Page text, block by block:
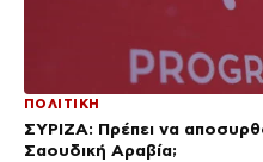
ΠΟΛΙΤΙΚΗ
ΣΥΡΙΖΑ: Πρέπει να
Σαουδική Αραβία;